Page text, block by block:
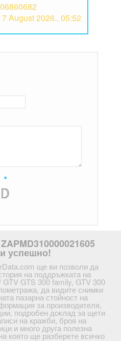
7 August 2026., 05:52
*
успешно!
ще ви позволи да
на поддръжката на
GTS 300 family, GTV 300
да видите снимки
пазарна стойност на
за производителя,
подробен доклад за щети
на кражби, броя на
и много друга полезна
която ще разберете всичко